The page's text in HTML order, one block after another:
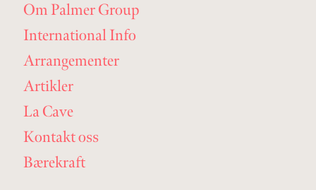
Om Palmer Group
International Info
Arrangementer
Artikler
La Cave
Kontakt oss
Bærekraft